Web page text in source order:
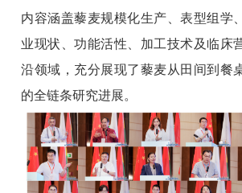
内容涵盖藜麦规模化生产、表型组学
业现状、功能活性、加工技术及临床
沿领域，充分展现了藜麦从田间到餐
的全链条研究进展。